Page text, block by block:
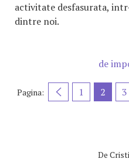
activitate desfasurata,
dintre noi.
de
Pagina: 1 2 3
De